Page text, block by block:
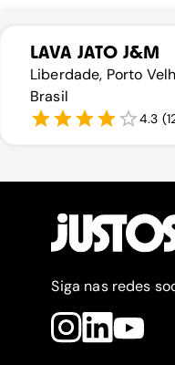
LAVA JATO J&M
Liberdade, Porto
Brasil
4.3 (
Siga nas redes